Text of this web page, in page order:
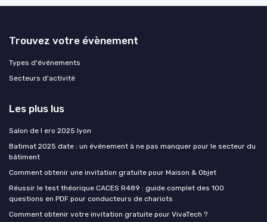
Trouvez votre évènement
Types d'événements
Secteurs d'activité
Les plus lus
Salon de l ero 2025 lyon
Batimat 2025 date : un événement à ne pas manquer pour le secteur du
bâtiment
Comment obtenir une invitation gratuite pour Maison & Objet
Réussir le test théorique CACES R489 : guide complet des 100
questions en PDF pour conducteurs de chariots
Comment obtenir votre invitation gratuite pour VivaTech ?